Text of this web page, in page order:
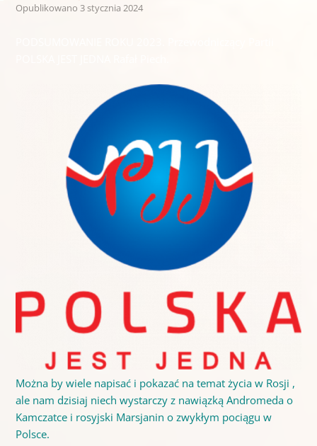
Opublikowano 3 stycznia 2024
Można by wiele napisać i pokazać na temat życia w Rosji ,
ale nam dzisiaj niech wystarczy z nawiązką Andromeda o
Kamczatce i rosyjski Marsjanin o zwykłym pociągu w
Polsce.